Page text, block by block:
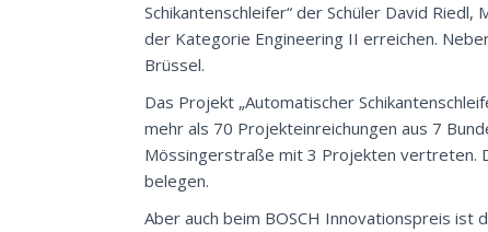
Schikantenschleifer“ der Schüler David
der Kategorie Engineering II erreichen.
Brüssel.
Das Projekt „Automatischer
mehr als 70 Projekteinreichungen aus 7
Mössingerstraße mit 3 Projekten vertreten.
belegen.
Aber auch beim BOSCH Innovationspreis ist